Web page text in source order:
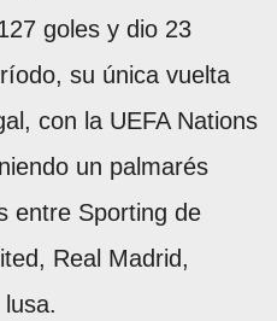
goles y dio 23
su única vuelta
con la UEFA Nations
un palmarés
entre Sporting de
Real Madrid,